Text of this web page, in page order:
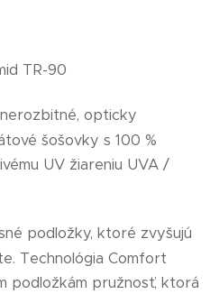
TR-90
opticky
šošovky s 100 %
UV žiareniu UVA /
podložky, ktoré zvyšujú
Technológia Comfort
pružnosť, ktorá